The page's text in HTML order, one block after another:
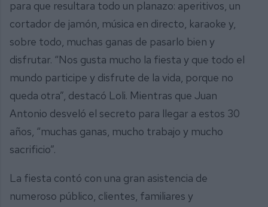
para que resultara todo un planazo: aperitivos, un
cortador de jamón, música en directo, karaoke y,
sobre todo, muchas ganas de pasarlo bien y
disfrutar. “Nos gusta mucho la fiesta y que todo el
mundo participe y disfrute de la vida, porque no
queda otra”, destacó Loli. Mientras que Juan
Antonio desveló el secreto para llegar a estos 30
años, “muchas ganas, mucho trabajo y mucho
sacrificio”.
La fiesta contó con una gran asistencia de
numeroso público, clientes, familiares y